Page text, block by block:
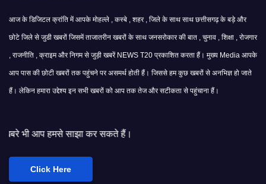
आज के डिजिटल क्रांति में आपके मोहल्ले , कस्बे , शहर , जिले के साथ साथ छत्तीसगढ़ के बड़े और
छोटे जिले से जुडी खबरों जिसमें ताजातरीन खबरों के साथ जनसरोकार की बात , चुनाव , शिक्षा , रोजगार
, राजनीति , क्राइम और निगम से जुड़ी खबरें NEWS T20 प्रकाशित करता हैं। मुख्य Media आपके
आप पास की छोटी खबरों तक पहुंचने पर असमर्थ होती हैं। जिससे हम कुछ खबरों से अनभिज्ञ हो जाते
हैं। लेकिन हमारा उद्देश्य इन सभी खबरों को आप तक तेज और सटीकता से पहुंचाना हैं।
कर सकते हैं।
Click Here